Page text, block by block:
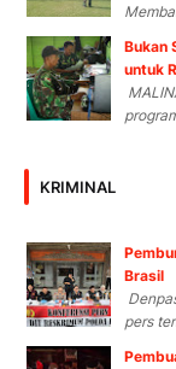
Bukan
untuk
KRIMINAL
Brasil
pers